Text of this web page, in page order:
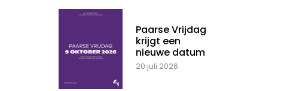
Paarse Vrijdag
krijgt een
nieuwe datum
20 juli 2026